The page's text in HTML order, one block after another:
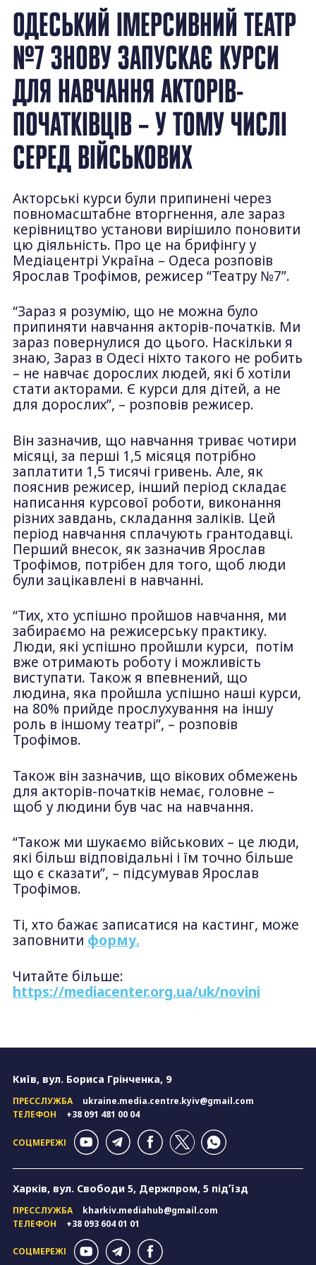
ОДЕСЬКИЙ ІМЕРСИВНИЙ ТЕАТР
№7 ЗНОВУ ЗАПУСКАЄ КУРСИ
ДЛЯ НАВЧАННЯ АКТОРІВ-
ПОЧАТКІВЦІВ – У ТОМУ ЧИСЛІ
СЕРЕД ВІЙСЬКОВИХ
Акторські курси були припинені через
повномасштабне вторгнення, але зараз
керівництво установи вирішило поновити
цю діяльність. Про це на брифінгу у
Медіацентрі Україна – Одеса розповів
Ярослав Трофімов, режисер “Театру №7”.
“Зараз я розумію, що не можна було
припиняти навчання акторів-початків. Ми
зараз повернулися до цього. Наскільки я
знаю, Зараз в Одесі ніхто такого не робить
– не навчає дорослих людей, які б хотіли
стати акторами. Є курси для дітей, а не
для дорослих”, – розповів режисер.
Він зазначив, що навчання триває чотири
місяці, за перші 1,5 місяця потрібно
заплатити 1,5 тисячі гривень. Але, як
пояснив режисер, інший період складає
написання курсової роботи, виконання
різних завдань, складання заліків. Цей
період навчання сплачують грантодавці.
Перший внесок, як зазначив Ярослав
Трофімов, потрібен для того, щоб люди
були зацікавлені в навчанні.
“Тих, хто успішно пройшов навчання, ми
забираємо на режисерську практику.
Люди, які успішно пройшли курси, потім
вже отримають роботу і можливість
виступати. Також я впевнений, що
людина, яка пройшла успішно наші курси,
на 80% прийде прослухування на іншу
роль в іншому театрі”, – розповів
Трофімов.
Також він зазначив, що вікових обмежень
для акторів-початків немає, головне –
щоб у людини був час на навчання.
“Також ми шукаємо військових – це люди,
які більш відповідальні і їм точно більше
що є сказати”, – підсумував Ярослав
Трофімов.
Ті, хто бажає записатися на кастинг, може
заповнити форму.
Читайте більше:
https://mediacenter.org.ua/uk/novini
Київ, вул. Бориса Грінченка, 9
ПРЕССЛУЖБА
ukraine.media.centre.kyiv@gmail.com
ТЕЛЕФОН
+38 091 481 00 04
СОЦМЕРЕЖІ
Харків, вул. Свободи 5, Держпром, 5 підʼїзд
ПРЕССЛУЖБА
kharkiv.mediahub@gmail.com
ТЕЛЕФОН
+38 093 604 01 01
СОЦМЕРЕЖІ